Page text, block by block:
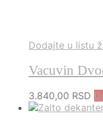
Dodajte u listu
Vacuvin
3.840,00 RSD